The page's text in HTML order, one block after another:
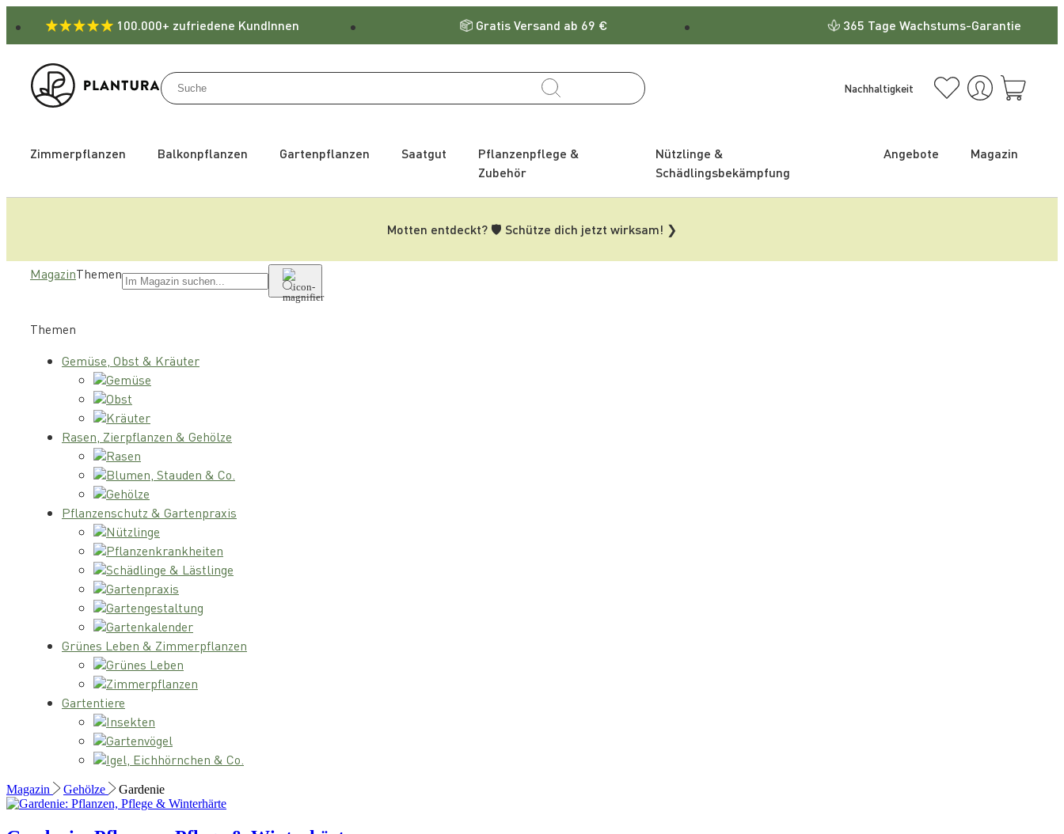
100.000+ zufriedene KundInnen Gratis Versand ab 69 € 365 Tage Wachstums-Garantie
Nachhaltigkeit
Zimmerpflanzen Balkonpflanzen Gartenpflanzen Saatgut
Pflanzenpflege &
Zubehör
Nützlinge &
Schädlingsbekämpfung
Angebote Magazin
Motten entdeckt? 🛡️ Schütze dich jetzt wirksam! ❯
MagazinThemen
Themen
Gemüse, Obst & Kräuter
Gemüse
Obst
Kräuter
Rasen, Zierpflanzen & Gehölze
Rasen
Blumen, Stauden & Co.
Gehölze
Pflanzenschutz & Gartenpraxis
Nützlinge
Pflanzenkrankheiten
Schädlinge & Lästlinge
Gartenpraxis
Gartengestaltung
Gartenkalender
Grünes Leben & Zimmerpflanzen
Grünes Leben
Zimmerpflanzen
Gartentiere
Insekten
Gartenvögel
Igel, Eichhörnchen & Co.
Magazin Gehölze Gardenie